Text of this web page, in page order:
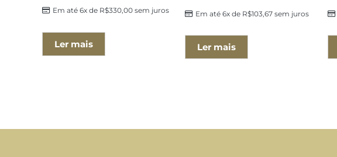
Em até 6x de R$330,00sem juros
Ler mais
Em até 6x de R$103,67sem juros
Ler mais